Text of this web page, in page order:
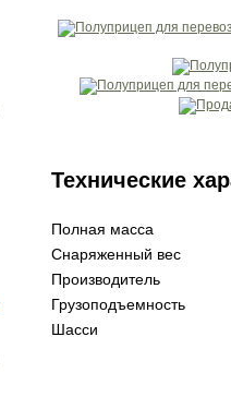
Технические
Полная масса
Снаряженный вес
Производитель
Грузоподъемность
Шасси